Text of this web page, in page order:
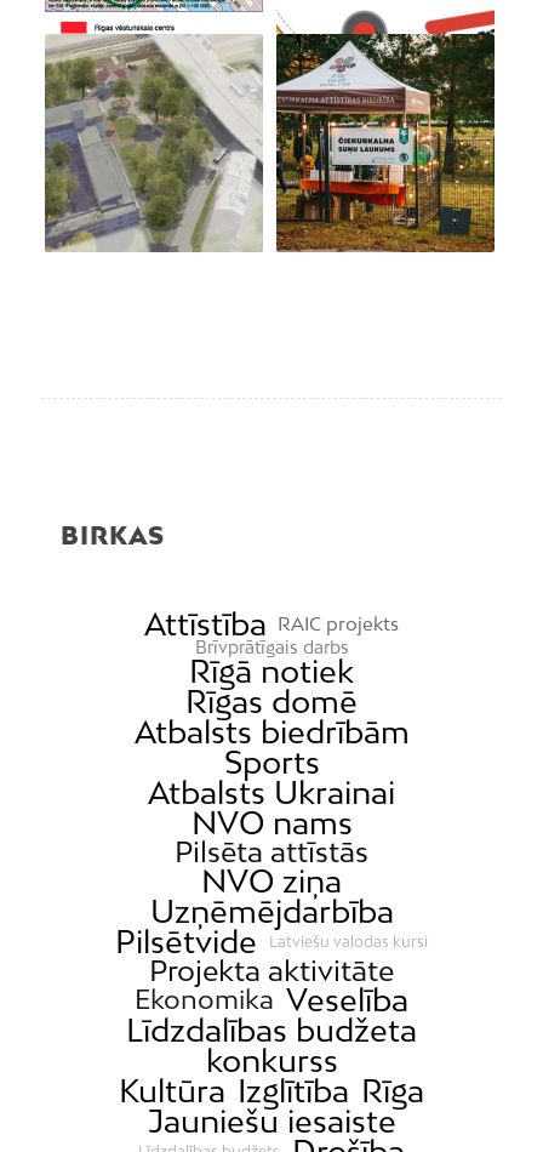
BIRKAS
Attīstība RAIC projekts
Brīvprātīgais darbs
Rīgā notiek
Rīgas domē
Atbalsts biedrībām
Sports
Atbalsts Ukrainai
NVO nams
Pilsēta attīstās
NVO ziņa
Uzņēmējdarbība
Pilsētvide
Latviešu valodas kursi
Projekta aktivitāte
Ekonomika Veselība
Līdzdalības budžeta
konkurss
Kultūra Izglītība Rīga
Jauniešu iesaiste